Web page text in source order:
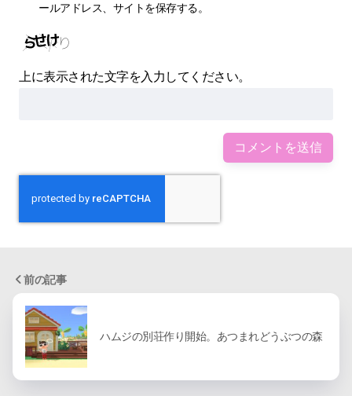
ールアドレス、サイトを保存する。
上に表示された文字を入力してください。
前の記事
ハムジの別荘作り開始。あつまれどうぶつの森